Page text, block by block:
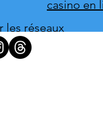
casino en
les réseaux